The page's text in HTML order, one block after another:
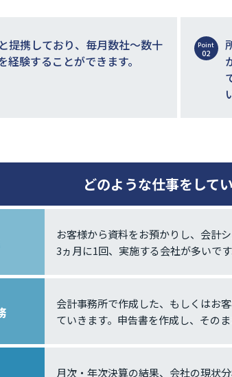
提携しており、毎月数社～数十
経験することができます。
Point
02
どのような仕事をして
お客様から資料をお預かりし、会計シ
3ヵ月に1回、実施する会社が多いです
会計事務所で作成した、もしくはお
ていきます。申告書を作成し、そのま
月次・年次決算の結果、会社の現状